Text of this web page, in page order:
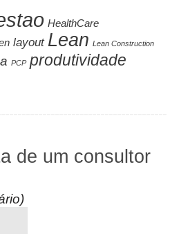
HealthCare
layout Lean Lean Construction
PCP produtividade
de um consultor